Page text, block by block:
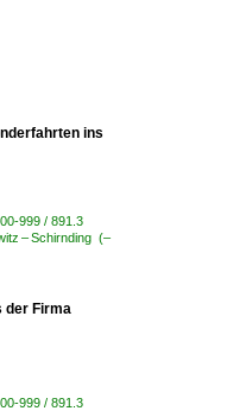
ins
999 / 891.3
– Schirnding (–
der Firma
999 / 891.3